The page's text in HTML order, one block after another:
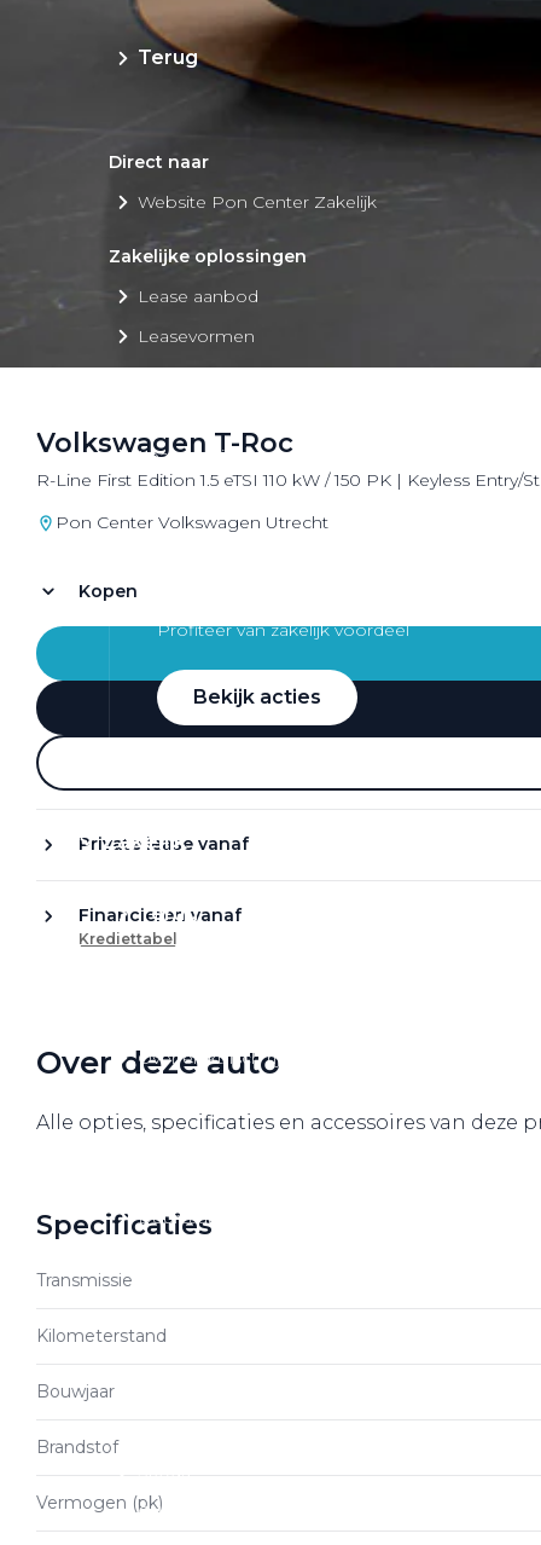
Terug
Direct naar
Website Pon Center Zakelijk
Zakelijke oplossingen
Lease aanbod
Leasevormen
Lease a Bike
Profiteer van zakelijk voordeel
Bekijk acties
Zakelijk
Terug
Over elektrisch rijden
Onderhoud en kosten
Duurzaamheid
Škoda
CUPRA
Volkswagen T-Roc
R-Line First Edition 1.5 eTSI 110 kW / 150 PK | Keyless
Pon Center Volkswagen Utrecht
Kopen
Private lease vanaf
Financieren vanaf
Krediettabel
Over deze auto
Alle opties, specificaties en accessoires van deze
Specificaties
Transmissie
Kilometerstand
Bouwjaar
Brandstof
Vermogen (pk)